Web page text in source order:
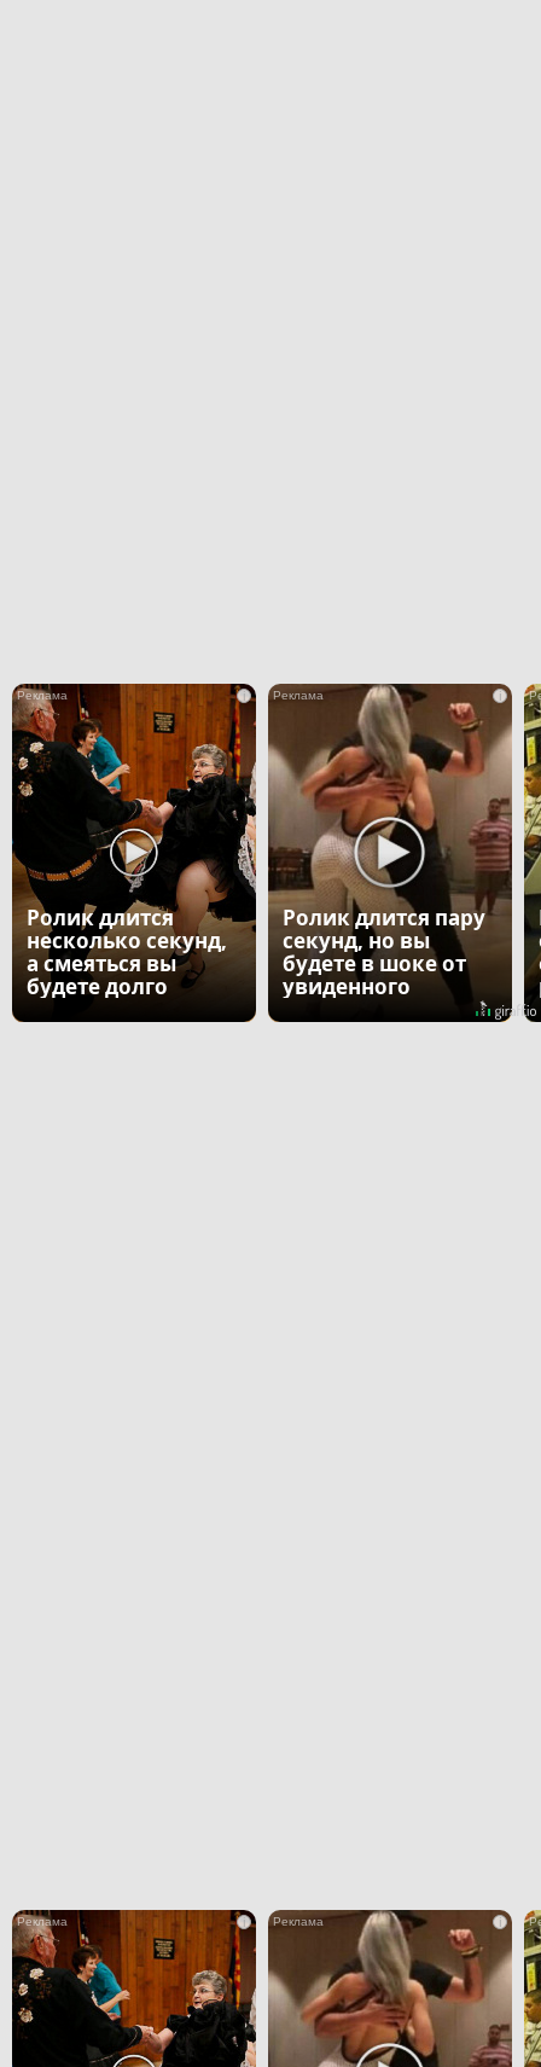
i
Ролик длится
несколько секунд,
а смеяться вы
будете долго
i
Ролик длится пару
секунд, но вы
будете в шоке от
увиденного
i i